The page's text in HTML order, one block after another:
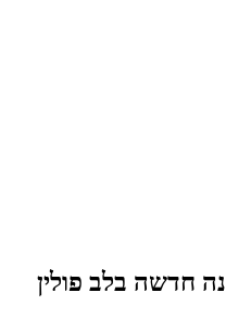
חדשה בלב פולין